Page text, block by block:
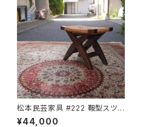
松本民芸家具 #222 鞍型スツ
ール
¥44,000